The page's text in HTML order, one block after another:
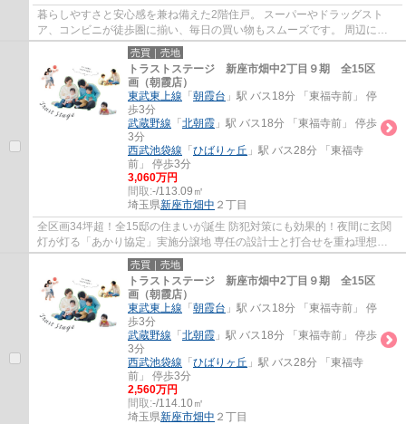
暮らしやすさと安心感を兼ね備えた2階住戸。 スーパーやドラッグスト
ア、コンビニが徒歩圏に揃い、毎日の買い物もスムーズです。 周辺には
公園や教育施設も点在し、子育て世帯にも暮ら...
売買｜売地
トラストステージ 新座市畑中2丁目９期 全15区
画（朝霞店）
東武東上線 「 朝霞台 」駅 バス18分 「東福寺前」 停
歩3分
武蔵野線 「 北朝霞 」駅 バス18分 「東福寺前」 停歩
3分
西武池袋線 「 ひばりヶ丘 」駅 バス28分 「東福寺
前」 停歩3分
3,060万円
間取:-/113.09㎡
埼玉県新座市畑中 ２丁目
全区画34坪超！全15邸の住まいが誕生 防犯対策にも効果的！夜間に玄関
灯が灯る「あかり協定」実施分譲地 専任の設計士と打合せを重ね理想を
カタチにするフリープラン 土地の仕入れから...
売買｜売地
トラストステージ 新座市畑中2丁目９期 全15区
画（朝霞店）
東武東上線 「 朝霞台 」駅 バス18分 「東福寺前」 停
歩3分
武蔵野線 「 北朝霞 」駅 バス18分 「東福寺前」 停歩
3分
西武池袋線 「 ひばりヶ丘 」駅 バス28分 「東福寺
前」 停歩3分
2,560万円
間取:-/114.10㎡
埼玉県新座市畑中 ２丁目